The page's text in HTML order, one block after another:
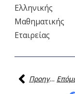
Ελληνικής
Μαθηματικής
Εταιρείας
Προηγούμενη